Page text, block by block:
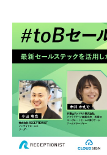
コラム/営総研
セミナー
会社情報
お役立ち資料